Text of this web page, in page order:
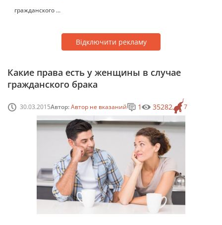
гражданского ...
Відключити рекламу
Какие права есть у женщины в случае
гражданского брака
30.03.2015Автор:Автор не вказаний 7
1 35282